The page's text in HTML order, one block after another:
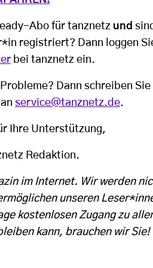
Abo für tanznetz und
registriert? Dann loggen
bei tanznetz ein.
Dann schreiben Sie
service@tanznetz.de.
Ihre Unterstützung,
Redaktion.
im Internet. Wir werden
unseren
kostenlosen Zugang zu
kann, brauchen wir Sie!